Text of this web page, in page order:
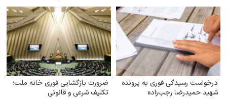
درخواست رسیدگی فوری به پرونده
شهید حمیدرضا رجب‌زاده
ضرورت بازگشایی فوری خانه ملت؛
تکلیف شرعی و قانونی